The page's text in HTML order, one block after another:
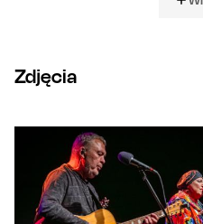
Zdjęcia